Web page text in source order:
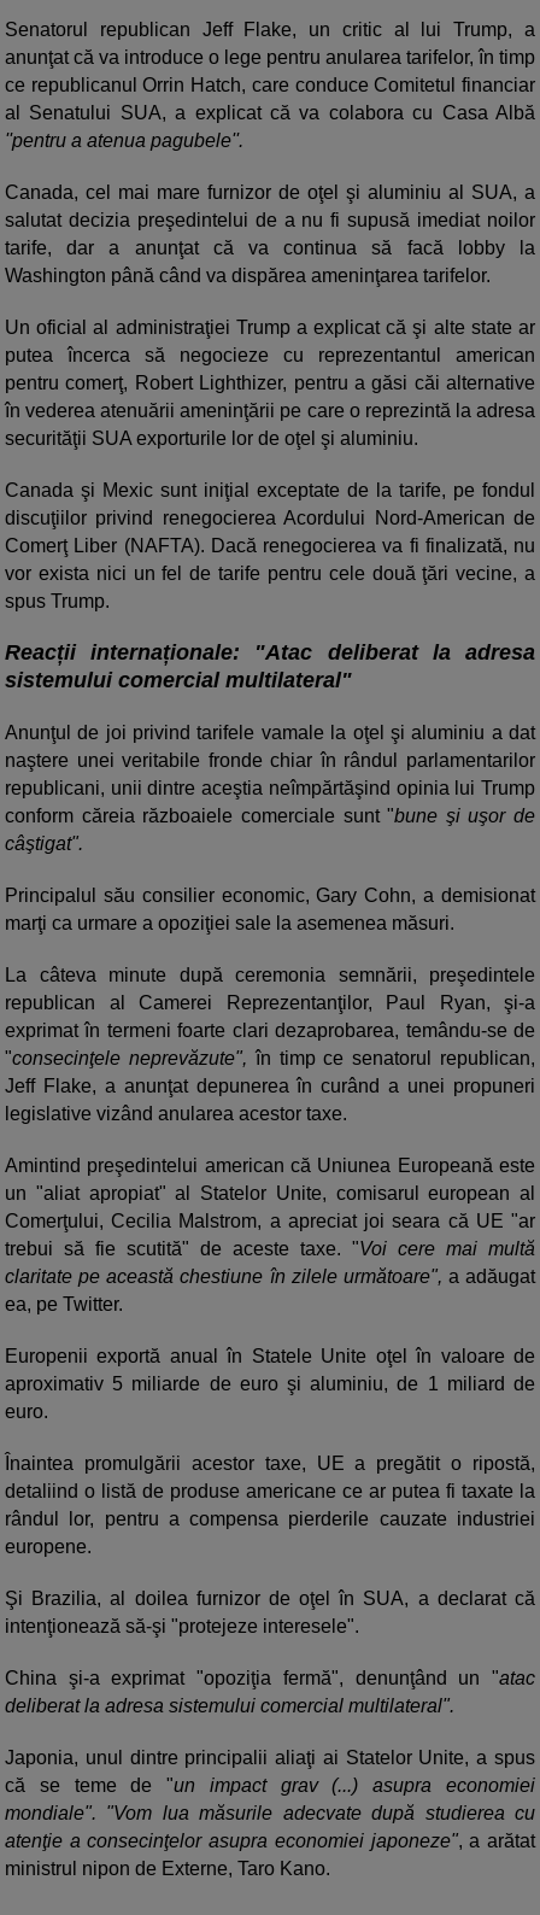
Senatorul republican Jeff Flake, un critic al lui Trump, a
anunţat că va introduce o lege pentru anularea tarifelor, în timp
ce republicanul Orrin Hatch, care conduce Comitetul financiar
al Senatului SUA, a explicat că va colabora cu Casa Albă
''pentru a atenua pagubele''.
Canada, cel mai mare furnizor de oţel şi aluminiu al SUA, a
salutat decizia preşedintelui de a nu fi supusă imediat noilor
tarife, dar a anunţat că va continua să facă lobby la
Washington până când va dispărea ameninţarea tarifelor.
Un oficial al administraţiei Trump a explicat că şi alte state ar
putea încerca să negocieze cu reprezentantul american
pentru comerţ, Robert Lighthizer, pentru a găsi căi alternative
în vederea atenuării ameninţării pe care o reprezintă la adresa
securităţii SUA exporturile lor de oţel şi aluminiu.
Canada şi Mexic sunt iniţial exceptate de la tarife, pe fondul
discuţiilor privind renegocierea Acordului Nord-American de
Comerţ Liber (NAFTA). Dacă renegocierea va fi finalizată, nu
vor exista nici un fel de tarife pentru cele două ţări vecine, a
spus Trump.
Reacții internaționale: "Atac deliberat la adresa
sistemului comercial multilateral"
Anunţul de joi privind tarifele vamale la oţel şi aluminiu a dat
naştere unei veritabile fronde chiar în rândul parlamentarilor
republicani, unii dintre aceştia neîmpărtăşind opinia lui Trump
conform căreia războaiele comerciale sunt "bune şi uşor de
câştigat".
Principalul său consilier economic, Gary Cohn, a demisionat
marţi ca urmare a opoziţiei sale la asemenea măsuri.
La câteva minute după ceremonia semnării, preşedintele
republican al Camerei Reprezentanţilor, Paul Ryan, şi-a
exprimat în termeni foarte clari dezaprobarea, temându-se de
"consecinţele neprevăzute", în timp ce senatorul republican,
Jeff Flake, a anunţat depunerea în curând a unei propuneri
legislative vizând anularea acestor taxe.
Amintind preşedintelui american că Uniunea Europeană este
un "aliat apropiat" al Statelor Unite, comisarul european al
Comerţului, Cecilia Malstrom, a apreciat joi seara că UE "ar
trebui să fie scutită" de aceste taxe. "Voi cere mai multă
claritate pe această chestiune în zilele următoare", a adăugat
ea, pe Twitter.
Europenii exportă anual în Statele Unite oţel în valoare de
aproximativ 5 miliarde de euro şi aluminiu, de 1 miliard de
euro.
Înaintea promulgării acestor taxe, UE a pregătit o ripostă,
detaliind o listă de produse americane ce ar putea fi taxate la
rândul lor, pentru a compensa pierderile cauzate industriei
europene.
Şi Brazilia, al doilea furnizor de oţel în SUA, a declarat că
intenţionează să-şi "protejeze interesele".
China şi-a exprimat "opoziţia fermă", denunţând un "atac
deliberat la adresa sistemului comercial multilateral".
Japonia, unul dintre principalii aliaţi ai Statelor Unite, a spus
că se teme de "un impact grav (...) asupra economiei
mondiale". "Vom lua măsurile adecvate după studierea cu
atenţie a consecinţelor asupra economiei japoneze", a arătat
ministrul nipon de Externe, Taro Kano.